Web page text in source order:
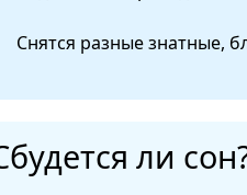
Снятся разные знатные,
ли